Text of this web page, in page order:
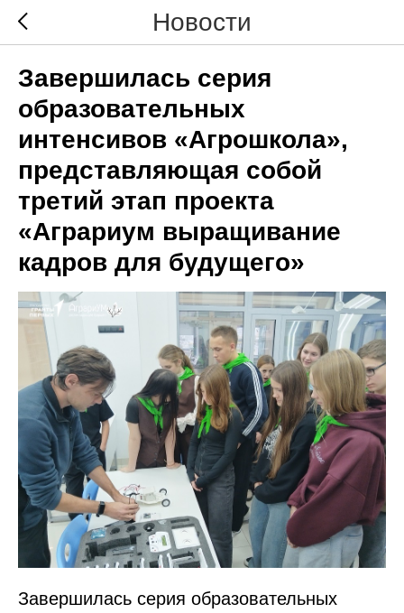
Новости
Завершилась серия
образовательных
интенсивов «Агрошкола»,
представляющая собой
третий этап проекта
«Аграриум выращивание
кадров для будущего»
Завершилась серия образовательных